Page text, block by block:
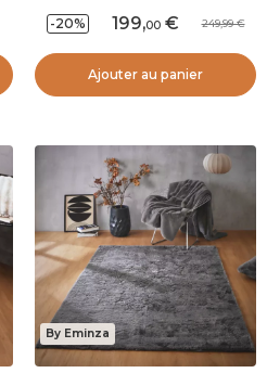
-20% 199,00 249,99
Ajouter au panier
By Eminza